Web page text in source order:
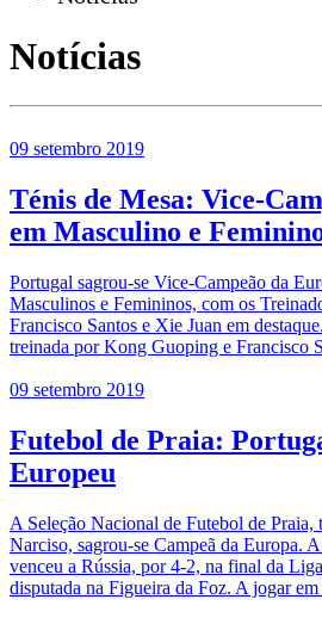
Notícias
09 setembro 2019
Ténis de Mesa: Vice-
em Masculino e
Portugal sagrou-se Vice-Campeão da
Masculinos e Femininos, com os
Francisco Santos e Xie Juan em
treinada por Kong Guoping e Francisco
09 setembro 2019
Futebol de Praia:
Europeu
A Seleção Nacional de Futebol de
Narciso, sagrou-se Campeã da Europa. A
venceu a Rússia, por 4-2, na final da
disputada na Figueira da Foz. A jogar